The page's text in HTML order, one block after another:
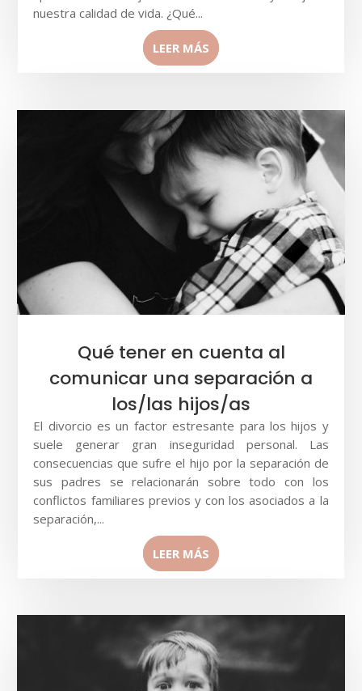
nuestra calidad de vida. ¿Qué...
LEER MÁS
Qué tener en cuenta al
comunicar una separación a
los/las hijos/as
El divorcio es un factor estresante para los hijos y
suele generar gran inseguridad personal. Las
consecuencias que sufre el hijo por la separación de
sus padres se relacionarán sobre todo con los
conflictos familiares previos y con los asociados a la
separación,...
LEER MÁS